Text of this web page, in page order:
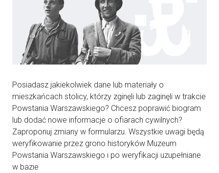
Posiadasz jakiekolwiek dane lub materiały o
mieszkańcach stolicy, którzy zginęli lub zaginęli w trakcie
Powstania Warszawskiego? Chcesz poprawić biogram
lub dodać nowe informacje o ofiarach cywilnych?
Zaproponuj zmiany w formularzu. Wszystkie uwagi będą
weryfikowanie przez grono historyków Muzeum
Powstania Warszawskiego i po weryfikacji uzupełniane
w bazie